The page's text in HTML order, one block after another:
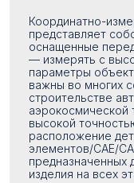
Координатно-
представляет
оснащенные
— измерять с
параметры
важны во многих
строительстве
аэрокосмической
высокой
расположение
элементов/CAE/
предназначенных
изделия на всех